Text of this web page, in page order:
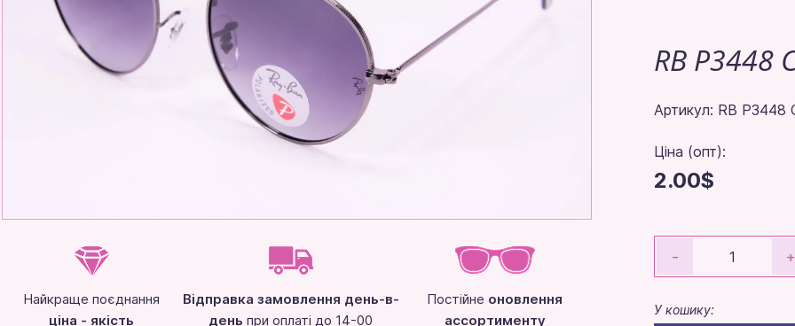
Найкраще поєднання
ціна - якість
Відправка замовлення день-в-
день при оплаті до 14-00
Постійне оновлення
ассортименту
RB P3448
Артикул: RB P3448
Ціна (опт):
2.00$
- +
У кошику: